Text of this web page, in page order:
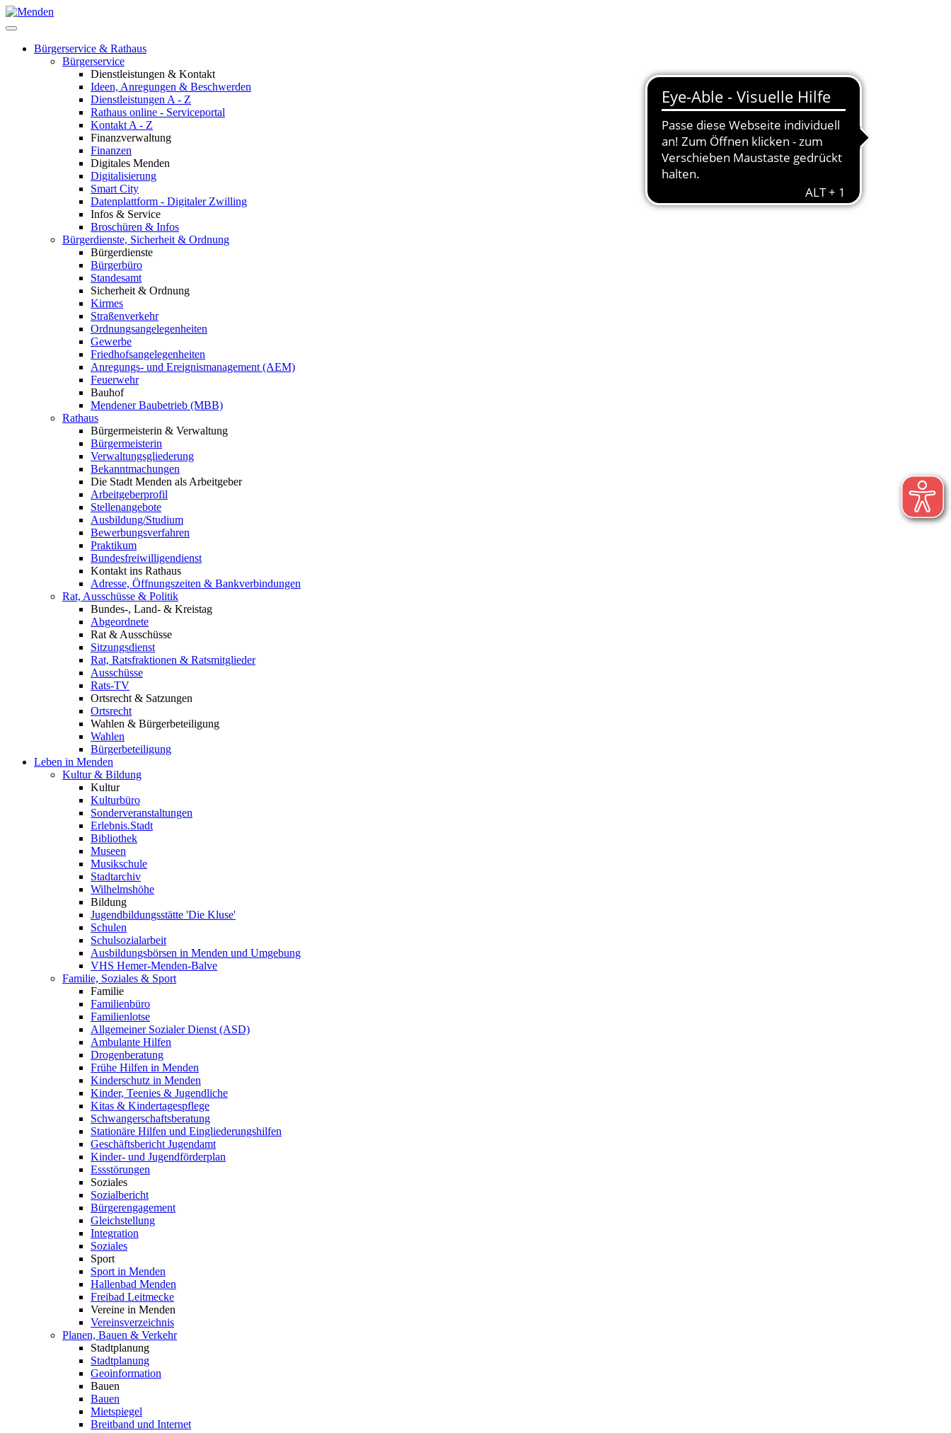
Bürgerservice & Rathaus
Bürgerservice
Dienstleistungen & Kontakt
Ideen, Anregungen & Beschwerden
Dienstleistungen A - Z
Rathaus online - Serviceportal
Kontakt A - Z
Finanzverwaltung
Finanzen
Digitales Menden
Digitalisierung
Smart City
Datenplattform - Digitaler Zwilling
Infos & Service
Broschüren & Infos
Bürgerdienste, Sicherheit & Ordnung
Bürgerdienste
Bürgerbüro
Standesamt
Sicherheit & Ordnung
Kirmes
Straßenverkehr
Ordnungsangelegenheiten
Gewerbe
Friedhofsangelegenheiten
Anregungs- und Ereignismanagement (AEM)
Feuerwehr
Bauhof
Mendener Baubetrieb (MBB)
Rathaus
Bürgermeisterin & Verwaltung
Bürgermeisterin
Verwaltungsgliederung
Bekanntmachungen
Die Stadt Menden als Arbeitgeber
Arbeitgeberprofil
Stellenangebote
Ausbildung/Studium
Bewerbungsverfahren
Praktikum
Bundesfreiwilligendienst
Kontakt ins Rathaus
Adresse, Öffnungszeiten & Bankverbindungen
Rat, Ausschüsse & Politik
Bundes-, Land- & Kreistag
Abgeordnete
Rat & Ausschüsse
Sitzungsdienst
Rat, Ratsfraktionen & Ratsmitglieder
Ausschüsse
Rats-TV
Ortsrecht & Satzungen
Ortsrecht
Wahlen & Bürgerbeteiligung
Wahlen
Bürgerbeteiligung
Leben in Menden
Kultur & Bildung
Kultur
Kulturbüro
Sonderveranstaltungen
Erlebnis.Stadt
Bibliothek
Museen
Musikschule
Stadtarchiv
Wilhelmshöhe
Bildung
Jugendbildungsstätte 'Die Kluse'
Schulen
Schulsozialarbeit
Ausbildungsbörsen in Menden und Umgebung
VHS Hemer-Menden-Balve
Familie, Soziales & Sport
Familie
Familienbüro
Familienlotse
Allgemeiner Sozialer Dienst (ASD)
Ambulante Hilfen
Drogenberatung
Frühe Hilfen in Menden
Kinderschutz in Menden
Kinder, Teenies & Jugendliche
Kitas & Kindertagespflege
Schwangerschaftsberatung
Stationäre Hilfen und Eingliederungshilfen
Geschäftsbericht Jugendamt
Kinder- und Jugendförderplan
Essstörungen
Soziales
Sozialbericht
Bürgerengagement
Gleichstellung
Integration
Soziales
Sport
Sport in Menden
Hallenbad Menden
Freibad Leitmecke
Vereine in Menden
Vereinsverzeichnis
Planen, Bauen & Verkehr
Stadtplanung
Stadtplanung
Geoinformation
Bauen
Bauen
Mietspiegel
Breitband und Internet